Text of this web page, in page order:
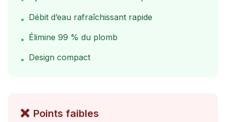
• Débit d’eau rafraîchissant rapide
• Élimine 99 % du plomb
• Design compact
❌ Points faibles